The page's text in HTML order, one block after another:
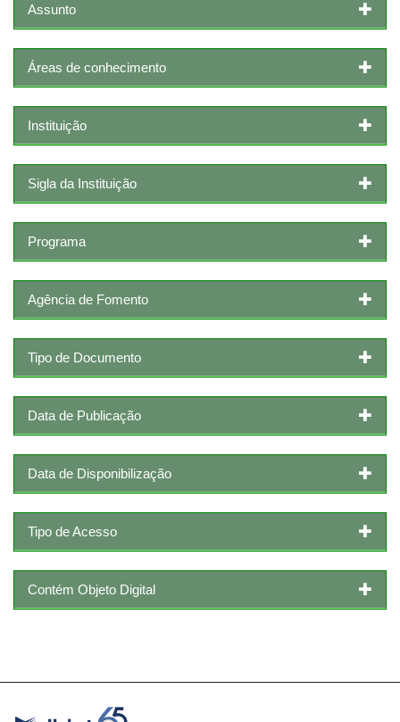
Assunto
Áreas de conhecimento
Instituição
Sigla da Instituição
Programa
Agência de Fomento
Tipo de Documento
Data de Publicação
Data de Disponibilização
Tipo de Acesso
Contém Objeto Digital